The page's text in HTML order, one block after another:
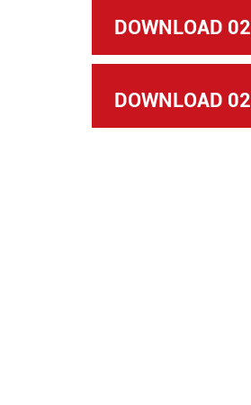
DOWNLOAD 02
DOWNLOAD 02